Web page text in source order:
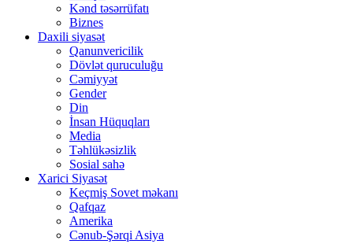
Kənd təsərrüfatı
Biznes
Daxili siyasət
Qanunvericilik
Dövlət quruculuğu
Cəmiyyət
Gender
Din
İnsan Hüquqları
Media
Təhlükəsizlik
Sosial sahə
Xarici Siyasət
Keçmiş Sovet məkanı
Qafqaz
Amerika
Cənub-Şərqi Asiya